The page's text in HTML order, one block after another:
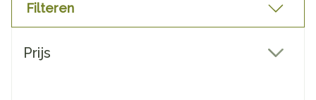
Filteren
Prijs